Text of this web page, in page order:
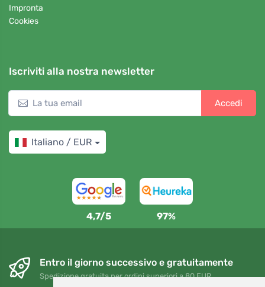
Impronta
Cookies
Iscriviti alla nostra newsletter
Accedi
Italiano / EUR
4,7/5 97%
Entro il giorno successivo e gratuitamente
Spedizione gratuita per ordini superiori a 80 EUR